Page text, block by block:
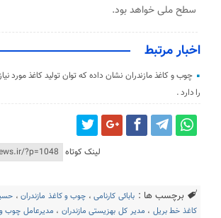
سطح ملی خواهد بود.
اخبار مرتبط
چوب و کاغذ مازندران نشان داده که توان تولید کاغذ مورد
را دارد .
لینک کوتاه
برچسب ها : بابائی کارنامی، چوب و کاغذ مازندران،
کاغذ خط بریل ، مدیر کل بهزیستی مازندران ، مدیرعامل چوب و